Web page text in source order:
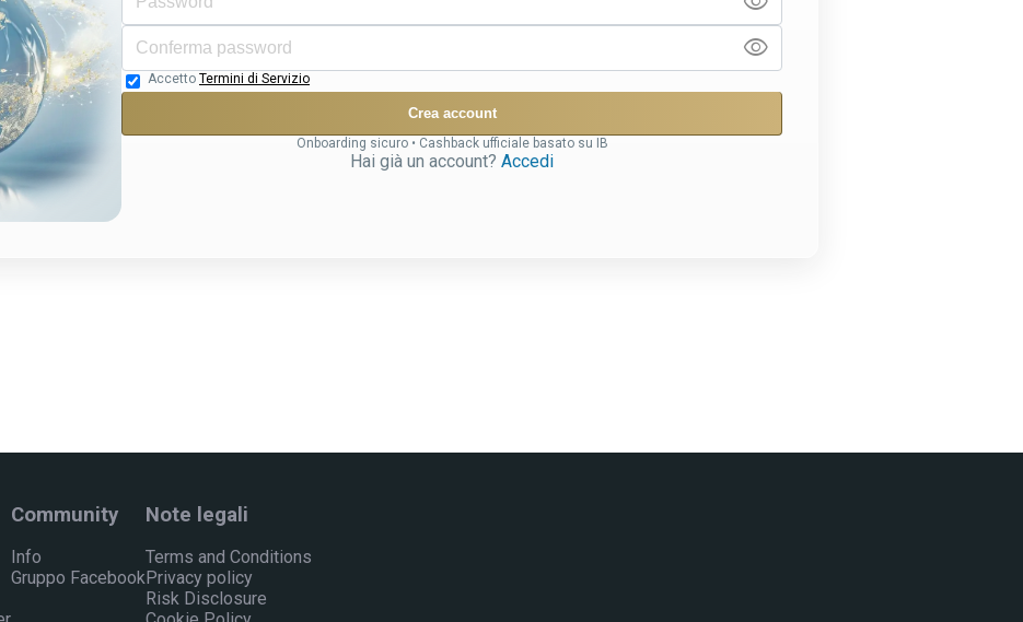
visibility
Accetto Termini di Servizio
Crea account
Onboarding sicuro • Cashback ufficiale basato su IB
Hai già un account? Accedi
Community
Info
Gruppo Facebook
Note legali
Terms and Conditions
Privacy policy
Risk Disclosure